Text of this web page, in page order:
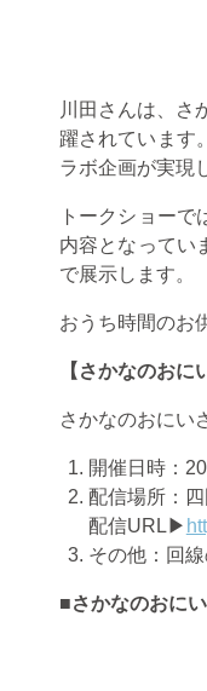
川田さんは、さ
躍されています
ラボ企画が実現
トークショー
内容となってい
で展示します。
おうち時間のお
【さかなのおに
さかなのおにい
開催日時：
配信場所：
配信URL▶
その他：回
■さかなのおに